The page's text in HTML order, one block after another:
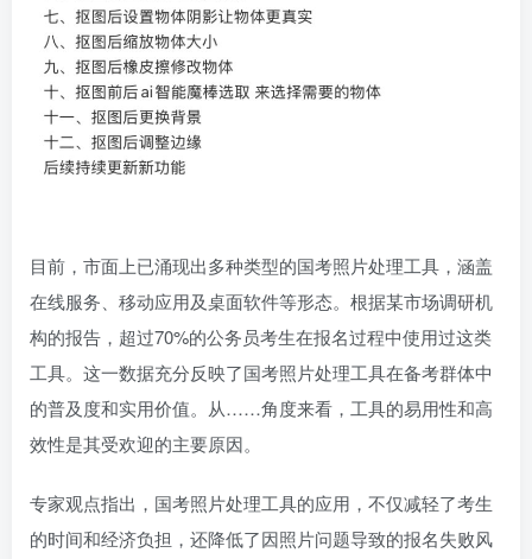
目前，市面上已涌现出多种类型的国考照片处理工具，涵盖
在线服务、移动应用及桌面软件等形态。根据某市场调研机
构的报告，超过70%的公务员考生在报名过程中使用过这类
工具。这一数据充分反映了国考照片处理工具在备考群体中
的普及度和实用价值。从……角度来看，工具的易用性和高
效性是其受欢迎的主要原因。
专家观点指出，国考照片处理工具的应用，不仅减轻了考生
的时间和经济负担，还降低了因照片问题导致的报名失败风